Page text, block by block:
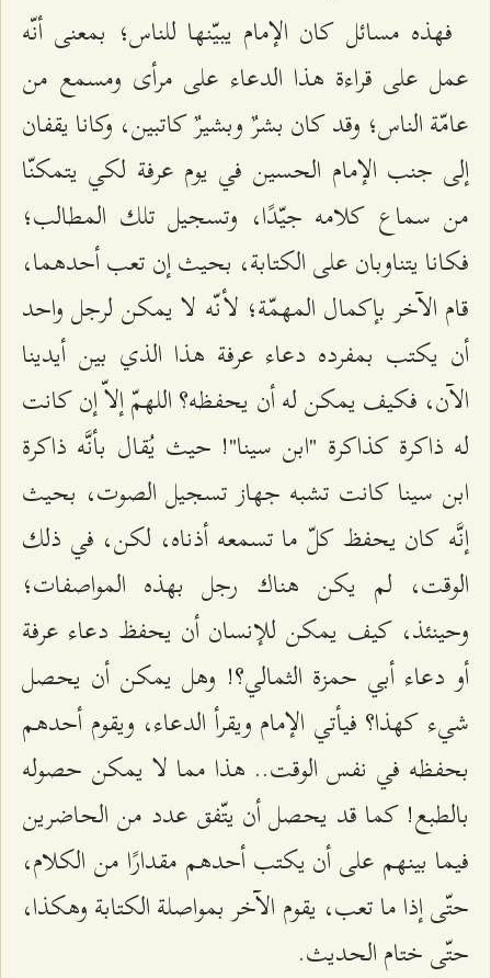
فهذه مسائل كان الإمام يبيّنها للناس؛ بمعنى أنّه
عمل على قراءة هذا الدعاء على مرأى ومسمع من
عامّة الناس؛ وقد كان بشرٌ وبشيرٌ كاتبين، وكانا يقفان
إلى جنب الإمام الحسين في يوم عرفة لكي يتمكنّا
من سماع كلامه جيّدًا، وتسجيل تلك المطالب؛
فكانا يتناوبان على الكتابة، بحيث إن تعب أحدهما،
قام الآخر بإكمال المهمّة؛ لأنّه لا يمكن لرجل واحد
أن يكتب بمفرده دعاء عرفة هذا الذي بين أيدينا
الآن، فكيف يمكن له أن يحفظه؟ اللهمّ إلاّ إن كانت
له ذاكرة كذاكرة "ابن سينا"! حيث يُقال بأنَّه ذاكرة
ابن سينا كانت تشبه جهاز تسجيل الصوت، بحيث
إنَّه كان يحفظ كلّ ما تسمعه أذناه، لكن، في ذلك
الوقت، لم يكن هناك رجل بهذه المواصفات؛
وحينئذ، كيف يمكن للإنسان أن يحفظ دعاء عرفة
أو دعاء أبي حمزة الثمالي؟! وهل يمكن أن يحصل
شيء كهذا؟ فيأتي الإمام ويقرأ الدعاء، ويقوم أحدهم
بحفظه في نفس الوقت.. هذا مما لا يمكن حصوله
بالطبع! كما قد يحصل أن يتّفق عدد من الحاضرين
فيما بينهم على أن يكتب أحدهم مقدارًا من الكلام،
حتّى إذا ما تعب، يقوم الآخر بمواصلة الكتابة وهكذا،
حتّى ختام الحديث.